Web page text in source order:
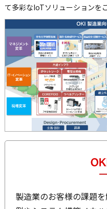
て多彩なIoTソリューションを
製造業のお客様の課題